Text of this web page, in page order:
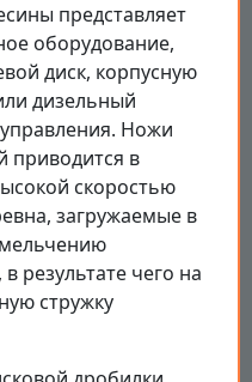
представляет
оборудование,
диск, корпусную
дизельный
Ножи
приводится в
скоростью
загружаемые в
чего на
стружку